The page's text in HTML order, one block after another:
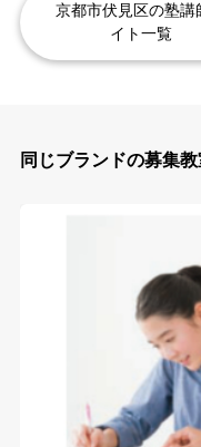
京都市伏見区の塾講
イト一覧
同じブランドの募集